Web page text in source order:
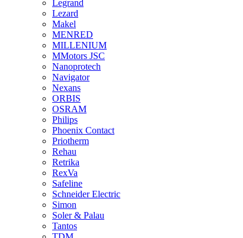
Legrand
Lezard
Makel
MENRED
MILLENIUM
MMotors JSC
Nanoprotech
Navigator
Nexans
ORBIS
OSRAM
Philips
Phoenix Contact
Priotherm
Rehau
Retrika
RexVa
Safeline
Schneider Electric
Simon
Soler & Palau
Tantos